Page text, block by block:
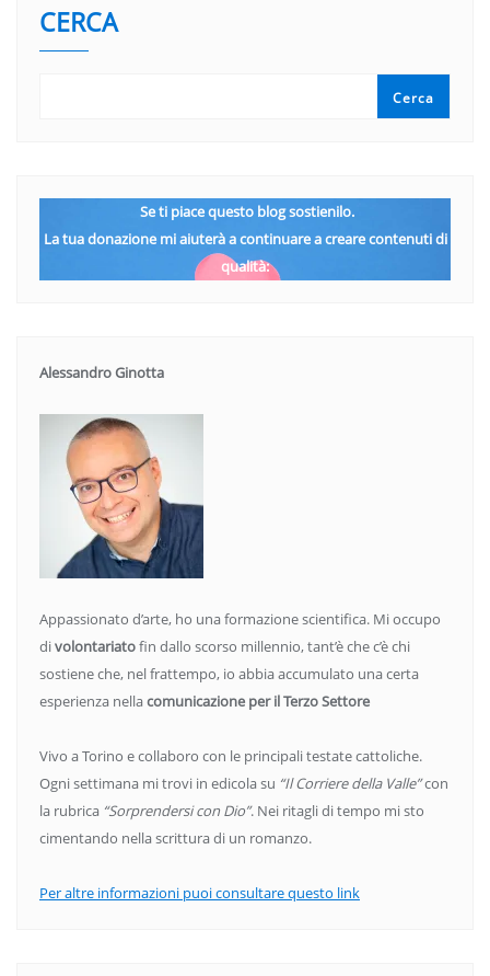
CERCA
Cerca
Se ti piace questo blog sostienilo.
La tua donazione mi aiuterà a continuare a creare contenuti di
qualità:
Alessandro Ginotta
Appassionato d’arte, ho una formazione scientifica. Mi occupo
divolontariatofin dallo scorso millennio, tant’è che c’è chi
sostiene che, nel frattempo, io abbia accumulato una certa
esperienza nellacomunicazione per il Terzo Settore
Vivo a Torino e collaboro con le principali testate cattoliche.
Ogni settimana mi trovi in edicola su “Il Corriere della Valle”con
la rubrica “Sorprendersi con Dio”. Nei ritagli di tempo mi sto
cimentando nella scrittura di un romanzo.
Per altre informazioni puoi consultare questo link